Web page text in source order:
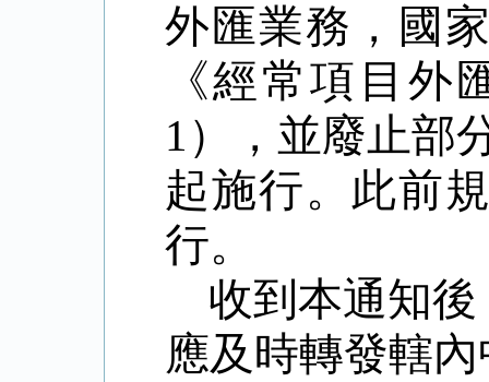
外匯業務，國
《經常項目外
1），並廢止部
起施行。此前
行。
收到本通知
應及時轉發轄